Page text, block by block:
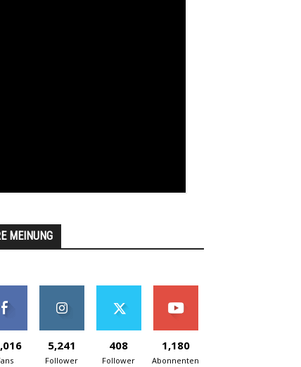
MEINUNG
5,241
Follower
408
Follower
1,180
Abonnenten